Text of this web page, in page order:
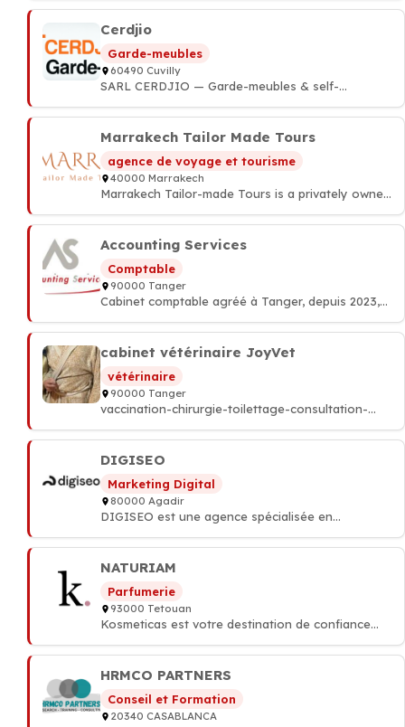
Cerdjio
Garde-meubles
60490 Cuvilly
SARL CERDJIO — Garde-meubles & self-
1 à 10 m², accès 7j/7, sécurisé. 1er mois à 1€.
Marrakech Tailor Made Tours
agence de voyage et tourisme
40000 Marrakech
Marrakech Tailor-made Tours is a privately owned
providing genuine yet comfortable experiences.
Discover the medina, Atlas Mountains, and Berber
Accounting Services
Comptable
90000 Tanger
Cabinet comptable agréé à Tanger, depuis 2023,
conseils en gestion
cabinet vétérinaire JoyVet
vétérinaire
90000 Tanger
vaccination-chirurgie-toilettage-consultation-
DIGISEO
Marketing Digital
80000 Agadir
DIGISEO est une agence spécialisée en
digital.
NATURIAM
Parfumerie
93000 Tetouan
Kosmeticas est votre destination de confiance
au Maroc. Découvrez notre sélection haut de
gamme de marques renommées.
HRMCO PARTNERS
Conseil et Formation
20340 CASABLANCA